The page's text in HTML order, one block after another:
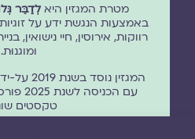
מטרת המגזין היאלְדַבֵּר
באמצעות הנגשת ידע על
רווקות, אירוסין, חיי נישואין,
ומוגנוּת.
המגזין
טקסטים